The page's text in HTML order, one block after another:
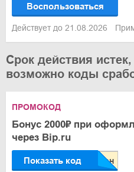
Воспользоваться
Действует до 21.08.2026
Срок действия
возможно коды
ПРОМОКОД
Бонус 2000₽ при
через Bip.ru
Показать код